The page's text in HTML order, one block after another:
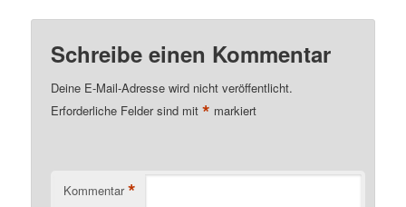
Schreibe einen Kommentar
Deine E-Mail-Adresse wird nicht veröffentlicht.
Erforderliche Felder sind mit* markiert
Kommentar *